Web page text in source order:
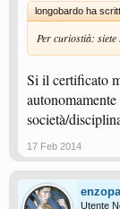
longobardo ha
Per curiostià:
Si il certificato
società/
17 Feb 2014
Utente